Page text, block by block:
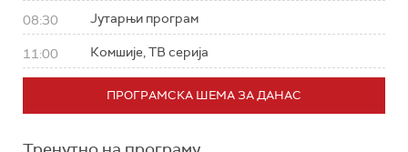
08:30 Јутарњи програм
11:00 Комшије, ТВ серија
ПРОГРАМСКА ШЕМА ЗА ДАНАС